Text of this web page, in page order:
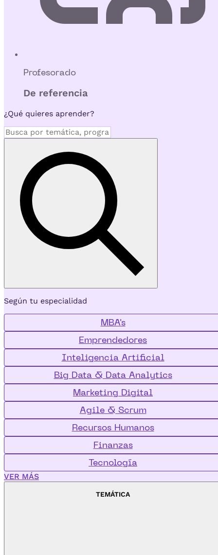
Profesorado
De referencia
¿Qué quieres aprender?
Según tu especialidad
MBA's
Emprendedores
Inteligencia Artificial
Big Data & Data Analytics
Marketing Digital
Agile & Scrum
Recursos Humanos
Finanzas
Tecnología
VER MÁS
TEMÁTICA